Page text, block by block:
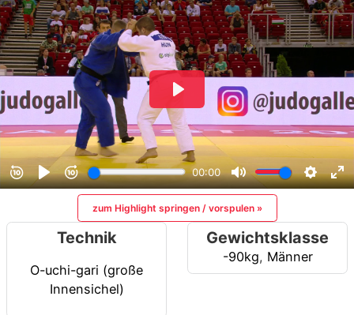
zum Highlight springen / vorspulen »
Technik
O-uchi-gari (große
Innensichel)
Gewichtsklasse
-90kg, Männer